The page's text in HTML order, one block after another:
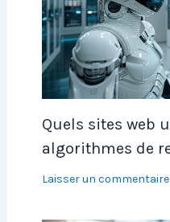
Quels sites web
algorithmes de
Laisser un commentaire